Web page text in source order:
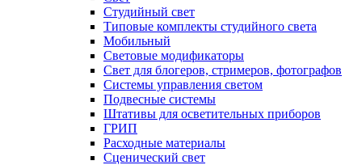
Студийный свет
Типовые комплекты студийного света
Мобильный
Световые модификаторы
Свет для блогеров, стримеров, фотографов
Системы управления светом
Подвесные системы
Штативы для осветительных приборов
ГРИП
Расходные материалы
Сценический свет